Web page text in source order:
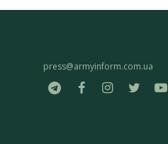
press@armyinform.com.ua